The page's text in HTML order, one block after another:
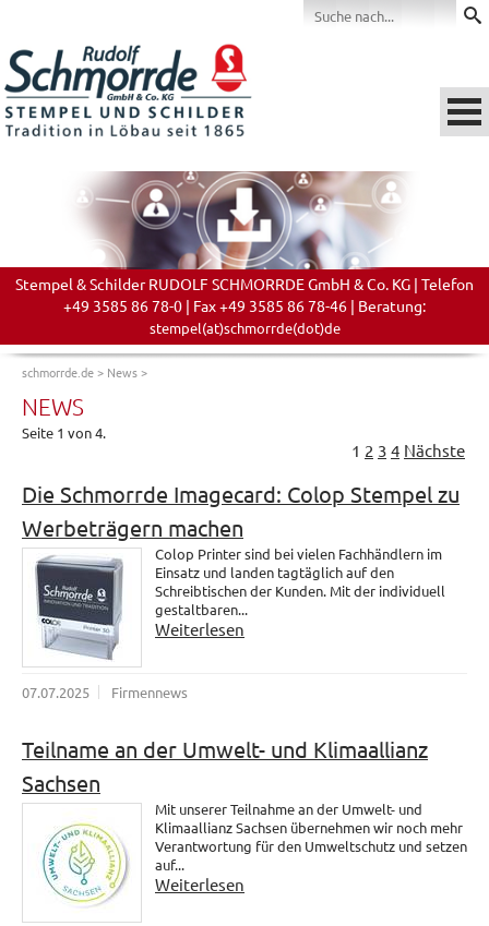
Stempel & Schilder RUDOLF SCHMORRDE GmbH & Co. KG | Telefon
+49 3585 86 78-0 | Fax +49 3585 86 78-46 | Beratung:
stempel(at)schmorrde(dot)de
schmorrde.de> News>
NEWS
Seite 1 von 4.
1 2 3 4 Nächste
Die Schmorrde Imagecard: Colop Stempel zu
Werbeträgern machen
Colop Printer sind bei vielen Fachhändlern im
Einsatz und landen tagtäglich auf den
Schreibtischen der Kunden. Mit der individuell
gestaltbaren...
Weiterlesen
07.07.2025 Firmennews
Teilname an der Umwelt- und Klimaallianz
Sachsen
Mit unserer Teilnahme an der Umwelt- und
Klimaallianz Sachsen übernehmen wir noch mehr
Verantwortung für den Umweltschutz und setzen
auf...
Weiterlesen